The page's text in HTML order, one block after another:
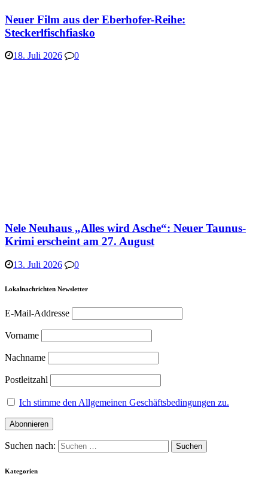
Neuer Film aus der Eberhofer-Reihe:
Steckerlfischfiasko
18. Juli 2026 0
Nele Neuhaus „Alles wird Asche“: Neuer Taunus-
Krimi erscheint am 27. August
13. Juli 2026 0
Lokalnachrichten Newsletter
E-Mail-Addresse
Vorname
Nachname
Postleitzahl
Ich stimme den Allgemeinen Geschäftsbedingungen zu.
Suchen nach:
Kategorien